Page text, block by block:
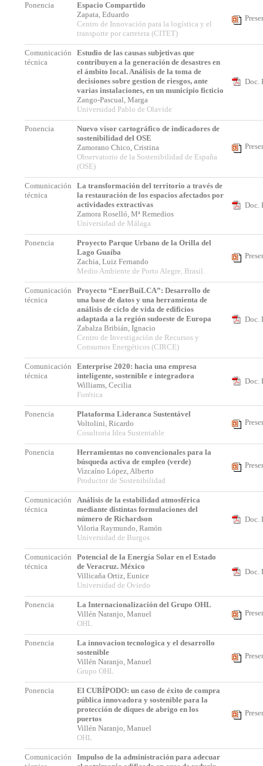
Ponencia
Espacio Compartido
Zapata, Eduardo
Centro de Innovación para la logística y el
transporte por carretera (CITET)
Comunicación
técnica
Estudio de las causas subjetivas que
contribuyen a la generación de desastres en
el ámbito local. Análisis de la toma de
decisiones sobre gestion de riesgos, ante
varias instalaciones, en un municipio ficticio
Zango-Pascual, Marga
Universidad Pablo de Olavide
Doc.
Ponencia
Nuevo visor cartográfico de indicadores de
sostenibilidad del OSE
Zamorano Chico, Cristina
Observatorio de la Sostenibilidad de España
(OSE)
Comunicación
técnica
La transformación del territorio a través de
la restauración de los espacios afectados por
actividades extractivas
Zamora Roselló, Mª Remedios
Universidad de Málaga
Doc.
Ponencia
Proyecto Parque Urbano de la Orilla del
Lago Guaíba
Zachia, Luiz Fernando
Medio Ambiente de Porto Alegre, Brasil.
Comunicación
técnica
Proyecto “EnerBuiLCA”: Desarrollo de
una base de datos y una herramienta de
análisis de ciclo de vida de edificios
adaptada a la región sudoeste de Europa
Zabalza Bribián, Ignacio
Centro de Investigación de Recursos y
Consumos Energéticos (CIRCE)
Doc.
Comunicación
técnica
Enterprise 2020: hacia una empresa
inteligente, sostenible e integradora
Williams, Cecilia
Forética
Doc.
Ponencia
Plataforma Lideranca Sustentável
Voltolini, Ricardo
Cosultoria Idea Sustentable
Ponencia
Herramientas no convencionales para la
búsqueda activa de empleo (verde)
Vizcaíno López, Alberto
Productor de Sostenibilidad
Comunicación
técnica
Análisis de la estabilidad atmosférica
mediante distintas formulaciones del
número de Richardson
Viloria Raymundo, Ramón
Universidad de Burgos
Doc.
Comunicación
técnica
Potencial de la Energía Solar en el Estado
de Veracruz. México
Villicaña Ortiz, Eunice
Universidad de Oviedo
Doc.
Ponencia
La Internacionalización del Grupo OHL
Villén Naranjo, Manuel
OHL
Ponencia
La innovacion tecnologica y el desarrollo
sostenible
Villén Naranjo, Manuel
Grupo OHL
Ponencia
El CUBÍPODO: un caso de éxito de compra
pública innovadora y sostenible para la
protección de diques de abrigo en los
puertos
Villén Naranjo, Manuel
OHL
Comunicación
Impulso de la administración para adecuar